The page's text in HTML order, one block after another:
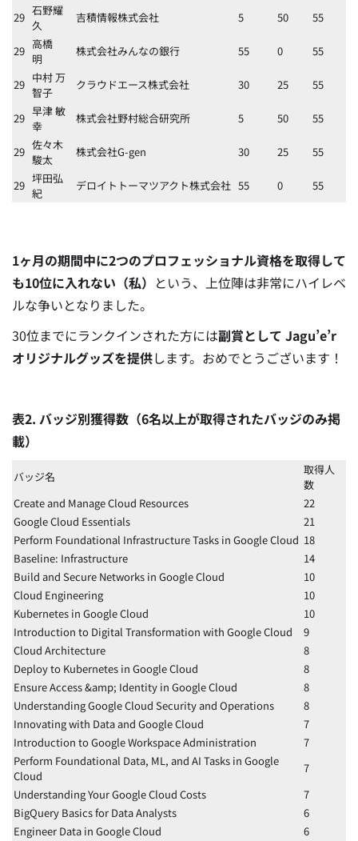
29 石野耀
久
吉積情報株式会社 5 50 55
29 高橋
明
株式会社みんなの銀行 55 0 55
29 中村 万
智子
クラウドエース株式会社 30 25 55
29 早津 敏
幸
株式会社野村総合研究所 5 50 55
29 佐々木
駿太
株式会社G-gen 30 25 55
29 坪田弘
紀
デロイトトーマツアクト株式会社 55 0 55
1ヶ月の期間中に2つのプロフェッショナル資格を取得して
も10位に入れない（私） という、上位陣は非常にハイレベ
ルな争いとなりました。
30位までにランクインされた方には副賞として Jagu’e’r
オリジナルグッズを提供します。おめでとうございます！
表2. バッジ別獲得数（6名以上が取得されたバッジのみ掲
載）
バッジ名
取得人
数
Create and Manage Cloud Resources
22
Google Cloud Essentials
21
Perform Foundational Infrastructure Tasks in Google Cloud 18
Baseline: Infrastructure
14
Build and Secure Networks in Google Cloud
10
Cloud Engineering
10
Kubernetes in Google Cloud
10
Introduction to Digital Transformation with Google Cloud
9
Cloud Architecture
8
Deploy to Kubernetes in Google Cloud
8
Ensure Access &amp; Identity in Google Cloud
8
Understanding Google Cloud Security and Operations
8
Innovating with Data and Google Cloud
7
Introduction to Google Workspace Administration
7
Perform Foundational Data, ML, and AI Tasks in Google
Cloud
7
Understanding Your Google Cloud Costs
7
BigQuery Basics for Data Analysts
6
Engineer Data in Google Cloud
6